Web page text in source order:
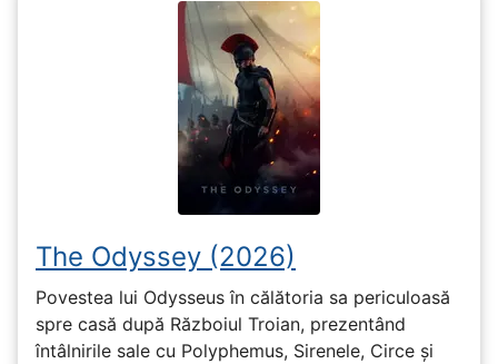
The Odyssey (2026)
Povestea lui Odysseus în călătoria sa periculoasă
spre casă după Războiul Troian, prezentând
întâlnirile sale cu Polyphemus, Sirenele, Circe și